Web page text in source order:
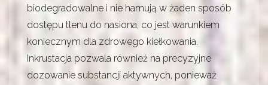
biodegradowalne i nie hamują w żaden sposób
dostępu tlenu do nasiona, co jest warunkiem
koniecznym dla zdrowego kiełkowania.
Inkrustacja pozwala również na precyzyjne
dozowanie substancji aktywnych, ponieważ